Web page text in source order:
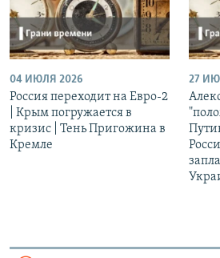
04 ИЮЛЯ 2026
Россия переходит на Евро-2
| Крым погружается в
кризис | Тень Пригожина в
Кремле
27